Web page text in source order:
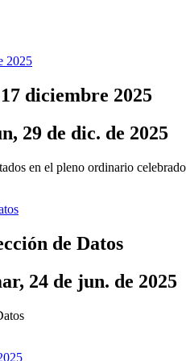
diciembre 2025
29 de dic. de 2025
en el pleno ordinario
de Datos
24 de jun. de 2025